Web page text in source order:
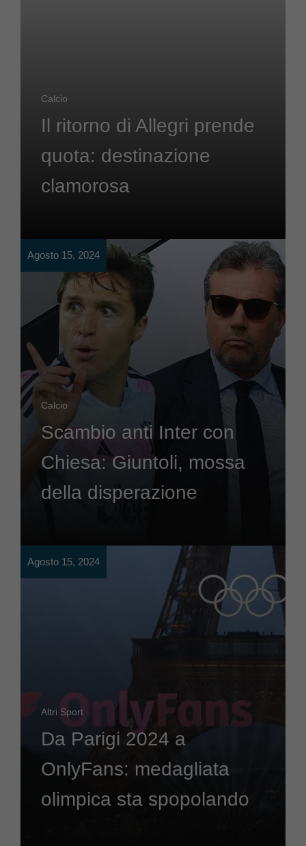
Calcio
Il ritorno di Allegri prende
quota: destinazione
clamorosa
Agosto 15, 2024
Calcio
Scambio anti Inter con
Chiesa: Giuntoli, mossa
della disperazione
Agosto 15, 2024
Altri Sport
Da Parigi 2024 a
OnlyFans: medagliata
olimpica sta spopolando